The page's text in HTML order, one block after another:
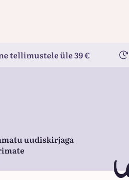
tellimustele üle 39 €
uudiskirjaga